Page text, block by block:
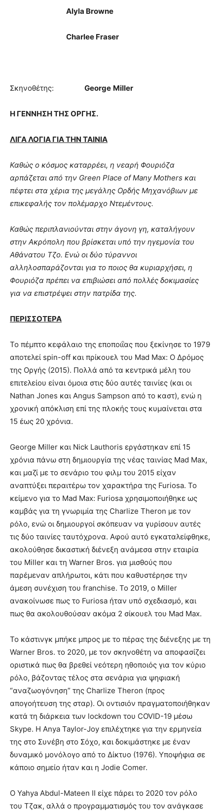
Alyla Browne
Charlee Fraser
Σκηνοθέτης: George Miller
H ΓΕΝΝΗΣΗ ΤΗΣ ΟΡΓΗΣ.
ΛΙΓΑ ΛΟΓΙΑ ΓΙΑ ΤΗΝ ΤΑΙΝΙΑ
Καθώς ο κόσμος καταρρέει, η νεαρή Φουριόζα
αρπάζεται από την Green Place of Many Mothers και
πέφτει στα χέρια της μεγάλης Ορδής Μηχανόβιων με
επικεφαλής τον πολέμαρχο Ντεμέντους.
Καθώς περιπλανιούνται στην άγονη γη, καταλήγουν
στην Ακρόπολη που βρίσκεται υπό την ηγεμονία του
Αθάνατου Τζο. Ενώ οι δύο τύραννοι
αλληλοσπαράζονται για το ποιος θα κυριαρχήσει, η
Φουριόζα πρέπει να επιβιώσει από πολλές δοκιμασίες
για να επιστρέψει στην πατρίδα της.
ΠΕΡΙΣΣΟΤΕΡΑ
Το πέμπτο κεφάλαιο της εποποιΐας που ξεκίνησε το 1979
αποτελεί spin-off και πρίκουελ του Mad Max: Ο Δρόμος
της Οργής (2015). Πολλά από τα κεντρικά μέλη του
επιτελείου είναι όμοια στις δύο αυτές ταινίες (και οι
Nathan Jones και Angus Sampson από το καστ), ενώ η
χρονική απόκλιση επί της πλοκής τους κυμαίνεται στα
15 έως 20 χρόνια.
George Miller και Nick Lauthoris εργάστηκαν επί 15
χρόνια πάνω στη δημιουργία της νέας ταινίας Mad Max,
και μαζί με το σενάριο του φιλμ του 2015 είχαν
αναπτύξει περαιτέρω τον χαρακτήρα της Furiosa. Το
κείμενο για το Mad Max: Furiosa χρησιμοποιήθηκε ως
καμβάς για τη γνωριμία της Charlize Theron με τον
ρόλο, ενώ οι δημιουργοί σκόπευαν να γυρίσουν αυτές
τις δύο ταινίες ταυτόχρονα. Αφού αυτό εγκαταλείφθηκε,
ακολούθησε δικαστική διένεξη ανάμεσα στην εταιρία
του Miller και τη Warner Bros. για μισθούς που
παρέμεναν απλήρωτοι, κάτι που καθυστέρησε την
άμεση συνέχιση του franchise. Το 2019, ο Miller
ανακοίνωσε πως το Furiosa ήταν υπό σχεδιασμό, και
πως θα ακολουθούσαν ακόμα 2 σίκουελ του Mad Max.
Το κάστινγκ μπήκε μπρος με το πέρας της διένεξης με τη
Warner Bros. το 2020, με τον σκηνοθέτη να αποφασίζει
οριστικά πως θα βρεθεί νεότερη ηθοποιός για τον κύριο
ρόλο, βάζοντας τέλος στα σενάρια για ψηφιακή
“αναζωογόνηση” της Charlize Theron (προς
απογοήτευση της σταρ). Οι οντισιόν πραγματοποιήθηκαν
κατά τη διάρκεια των lockdown του COVID-19 μέσω
Skype. Η Anya Taylor-Joy επιλέχτηκε για την ερμηνεία
της στο Συνέβη στο Σόχο, και δοκιμάστηκε με έναν
δυναμικό μονόλογο από το Δίκτυο (1976). Υποψήφια σε
κάποιο σημείο ήταν και η Jodie Comer.
Ο Yahya Abdul-Mateen II είχε πάρει το 2020 τον ρόλο
του Τζακ, αλλά ο προγραμματισμός του τον ανάγκασε